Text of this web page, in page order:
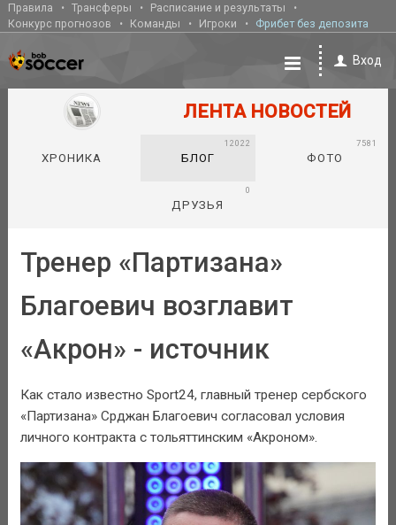
Правила Трансферы
Расписание и результаты
Конкурс прогнозов
Команды Игроки Фрибет без депозита
Вход
ЛЕНТА НОВОСТЕЙ
ХРОНИКА БЛОГ
12022
ФОТО
7581
ДРУЗЬЯ
0
Тренер «Партизана»
Благоевич возглавит
«Акрон» - источник
Как стало известно Sport24, главный тренер сербского
«Партизана» Срджан Благоевич согласовал условия
личного контракта с тольяттинским «Акроном».